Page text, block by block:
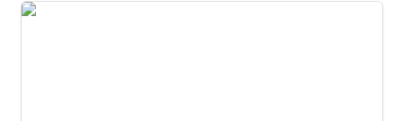
Village de Saint-Pierre d'Entremont